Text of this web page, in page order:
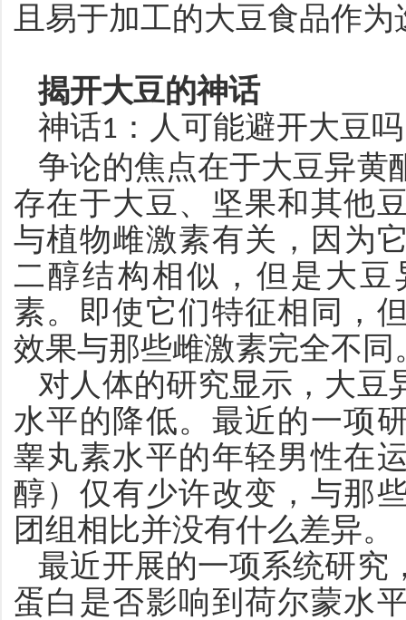
且易于加工的大豆食品作为
揭开大豆的神话
神话1 ：人可能避开大豆
争论的焦点在于大豆异黄
存在于大豆、坚果和其他
与植物雌激素有关，因
二醇结构相似，但是大
素。即使它们特征相同，
效果与那些雌激素完全不同
对人体的研究显示，大豆
水平的降低。最近的一项
睾丸素水平的年轻男性在
醇）仅有少许改变，与那
团组相比并没有什么差异。
最近开展的一项系统研究
蛋白是否影响到荷尔蒙水